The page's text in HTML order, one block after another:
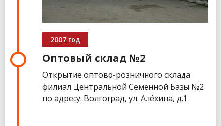
2007 год
Оптовый склад №2
Открытие оптово-розничного склада
филиал Центральной Семенной Базы №2
по адресу: Волгоград, ул. Алёхина, д.1